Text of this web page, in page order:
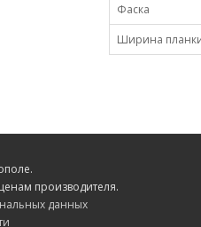
Фаска
Ширина
производителя.
данных